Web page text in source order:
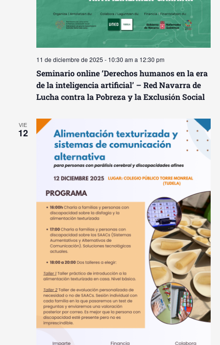
Seminario online ‘Derechos humanos en la era
de la inteligencia artificial’ – Red Navarra de
Lucha contra la Pobreza y la Exclusión Social
11 de diciembre de 2025 - 10:30 ama 12:30 pm
VIE
12